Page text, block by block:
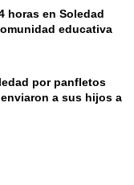
horas en Soledad
educativa
por panfletos
a sus hijos a